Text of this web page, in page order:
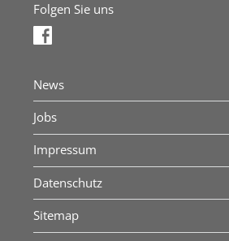
Folgen Sie uns
News
Jobs
Impressum
Datenschutz
Sitemap